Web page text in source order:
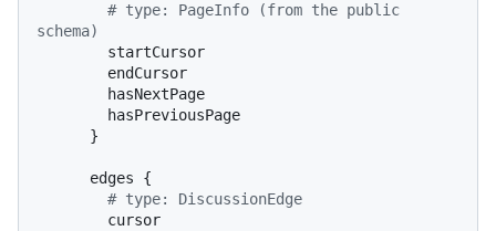
# type: PageInfo (from the public
schema)
}
      edges
{
# type: DiscussionEdge